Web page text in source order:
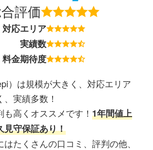
評価
対応エリア
実績数
料金期待度
）は規模が大きく、対応エリア
実績多数！
も高くオススメです！ 1年間値上
見守保証あり！
たくさんの口コミ、評判の他、